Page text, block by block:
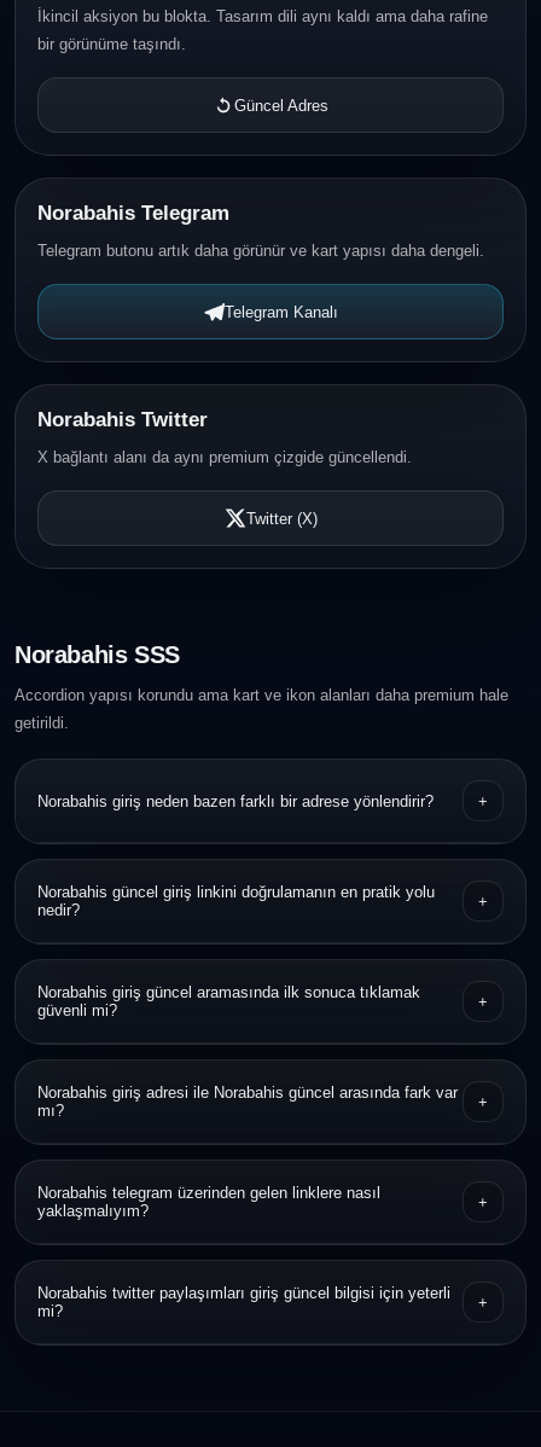
İkincil aksiyon bu blokta. Tasarım dili aynı kaldı ama daha rafine
bir görünüme taşındı.
Güncel Adres
Norabahis Telegram
Telegram butonu artık daha görünür ve kart yapısı daha dengeli.
Telegram Kanalı
Norabahis Twitter
X bağlantı alanı da aynı premium çizgide güncellendi.
Twitter (X)
Norabahis SSS
Accordion yapısı korundu ama kart ve ikon alanları daha premium hale
getirildi.
Norabahis giriş neden bazen farklı bir adrese yönlendirir? +
yapabilir. Bu nedenle URL doğrulaması önemlidir.
Norabahis güncel giriş linkini doğrulamanın en pratik yolu
nedir?
+
bakmak ve duyuru kaynağıyla karşılaştırmak en pratik yöntemdir.
Norabahis giriş güncel aramasında ilk sonuca tıklamak
güvenli mi?
+
bağlantının yapısını ve görünümünü incelemek daha doğrudur.
Norabahis giriş adresi ile Norabahis güncel arasında fark var
mı?
+
güncel ise o dönem kullanılan en yeni bağlantıya işaret eder.
Norabahis telegram üzerinden gelen linklere nasıl
yaklaşmalıyım?
+
işlem yapılmaması daha güvenlidir.
Norabahis twitter paylaşımları giriş güncel bilgisi için yeterli
mi?
+